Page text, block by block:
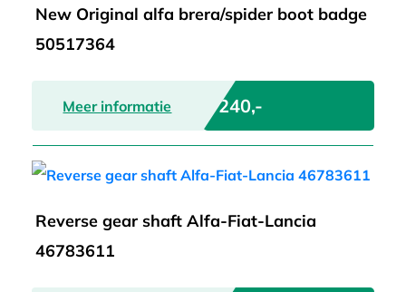
New Original alfa brera/spider boot badge
50517364
Meer informatie € 240,-
Reverse gear shaft Alfa-Fiat-Lancia
46783611